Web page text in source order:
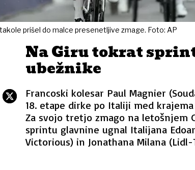
prišel do malce presenetljive zmage. Foto: AP
Na Giru tokrat
ubežnike
Francoski kolesar Paul Magnier
18. etape dirke po Italiji med
Za svojo tretjo zmago na letošnjem
sprintu glavnine ugnal Italijana
Victorious) in Jonathana Milana (Lidl-